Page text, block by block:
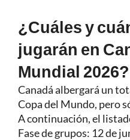
¿Cuáles y
jugarán en
Mundial 2026?
Canadá albergará un
Copa del Mundo, pero
A continuación, el
Fase de grupos: 12 de